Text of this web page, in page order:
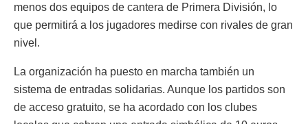
menos dos equipos de cantera de Primera División, lo
que permitirá a los jugadores medirse con rivales de gran
nivel.
La organización ha puesto en marcha también un
sistema de entradas solidarias. Aunque los partidos son
de acceso gratuito, se ha acordado con los clubes